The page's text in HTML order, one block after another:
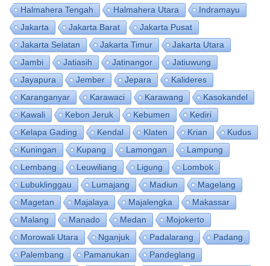
Halmahera Tengah
Halmahera Utara
Indramayu
Jakarta
Jakarta Barat
Jakarta Pusat
Jakarta Selatan
Jakarta Timur
Jakarta Utara
Jambi
Jatiasih Jatinangor
Jatiuwung
Jayapura
Jember Jepara
Kalideres
Karanganyar
Karawaci Karawang
Kasokandel
Kawali
Kebon Jeruk Kebumen
Kediri
Kelapa Gading
Kendal Klaten Krian
Kudus
Kuningan
Kupang Lamongan
Lampung
Lembang
Leuwiliang Ligung
Lombok
Lubuklinggau
Lumajang Madiun
Magelang
Magetan
Majalaya Majalengka
Makassar
Malang
Manado Medan
Mojokerto
Morowali Utara
Nganjuk Padalarang
Padang
Palembang
Pamanukan
Pandeglang